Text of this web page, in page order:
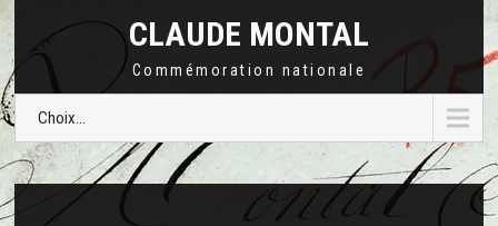
CLAUDE MONTAL
Commémoration nationale
Choix...